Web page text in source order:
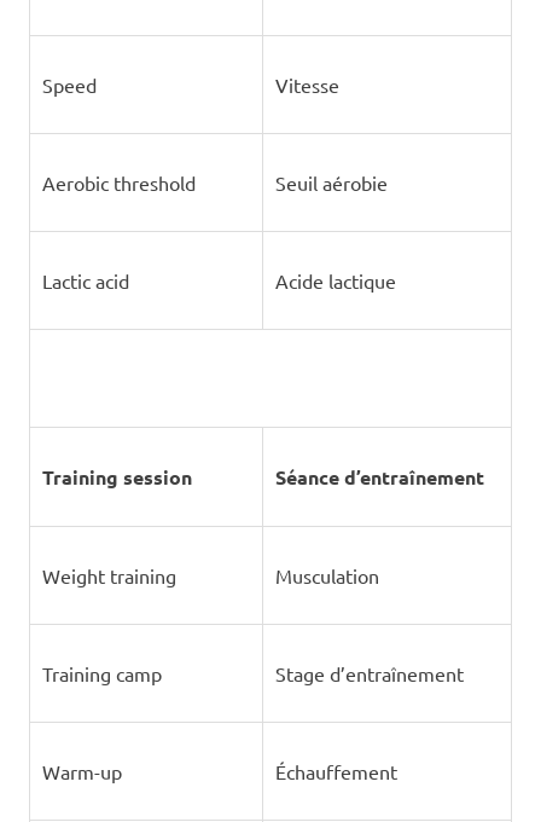
Speed Vitesse
Aerobic threshold Seuil aérobie
Lactic acid Acide lactique
Training session Séance d’entraînement
Weight training Musculation
Training camp Stage d’entraînement
Warm-up Échauffement